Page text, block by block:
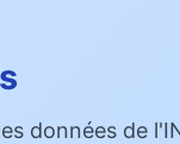
données de